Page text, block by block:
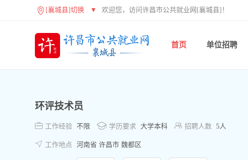
[襄城县]切换 ▼ 欢迎您，访问许昌市公共就业网[襄城县]！
首页 单位招聘
环评技术员
 工作经验 不限  学历要求 大学本科  招聘人数 5人
 工作地点 河南省 许昌市 魏都区